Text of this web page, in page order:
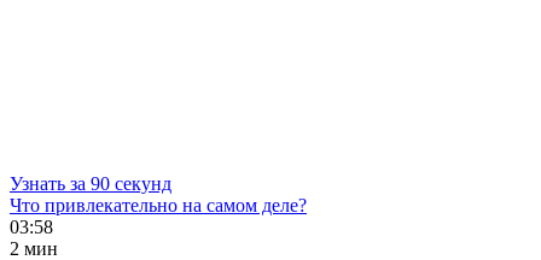
Узнать за 90 секунд
Что привлекательно на самом деле?
03:58
2 мин